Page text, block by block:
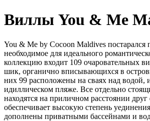
Виллы You & Me
You & Me by Cocoon Maldives постарался
необходимое для идеального
коллекцию входит 109 очаровательных
шик, органично вписывающихся в
них 99 расположены на сваях над водой,
идиллическом пляже. Все отдельно
находятся на приличном расстоянии друг
обеспечивает высокую степень
дополнены приватными бассейнами и